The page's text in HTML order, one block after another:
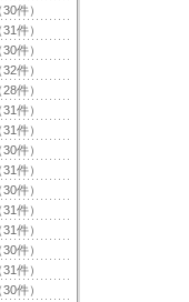
30件）
31件）
30件）
32件）
28件）
31件）
31件）
30件）
31件）
30件）
31件）
31件）
30件）
31件）
30件）